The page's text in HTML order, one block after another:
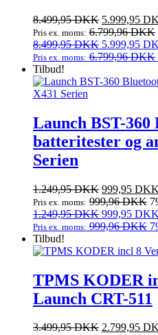
8.499,95DKK Den
oprindelige
pris
var:
5.999,95
Pris ex. moms: 6.799,96DKK
8.499,95DKK Den
oprindelige
var:
5.999,95
Pris ex. moms: 6.799,96DKK
Tilbud!
Launch BST-360
batteritester og
Serien
1.249,95DKK Den
oprindelige
pris
var:
999,95 DKK
Pris ex. moms: 999,96DKK
1.249,95DKK Den
oprindelige
var:
999,95 DKK
Pris ex. moms: 999,96DKK
Tilbud!
TPMS KODER
Launch CRT-511
3.499,95DKK Den
2.799,95